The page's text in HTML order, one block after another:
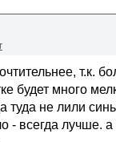
т.к.
будет много
не лили
- всегда лучше.